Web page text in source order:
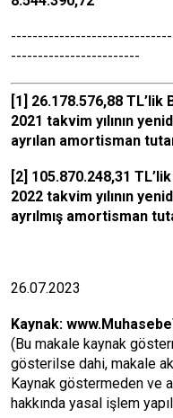
[1] 26.178.576,88
2021 takvim yılının
ayrılan amortisman
[2] 105.870.248,31 TL’lik
2022 takvim yılının
ayrılmış amortisman
26.07.2023
Kaynak:
(Bu makale kaynak
gösterilse dahi, makale
Kaynak göstermeden ve
hakkında yasal işlem